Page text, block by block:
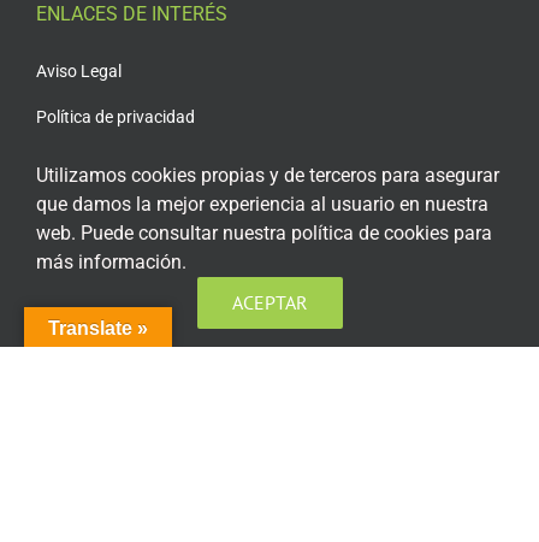
ENLACES DE INTERÉS
Aviso Legal
Política de privacidad
Política de cookies
Condiciones generales de contratación
Acceso plataforma de teleformación
Translate »
Utilizamos cookies propias y de terceros para asegurar
que damos la mejor experiencia al usuario en nuestra
web. Puede consultar nuestra política de cookies para
más información.
ACEPTAR